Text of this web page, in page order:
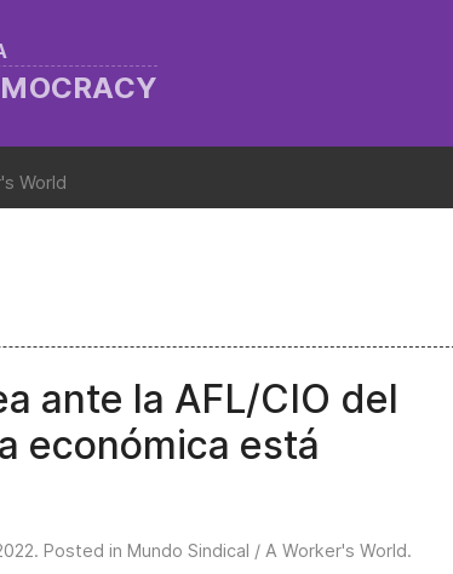
World
ante la AFL/CIO del
económica está
. Posted in Mundo Sindical / A Worker's World.